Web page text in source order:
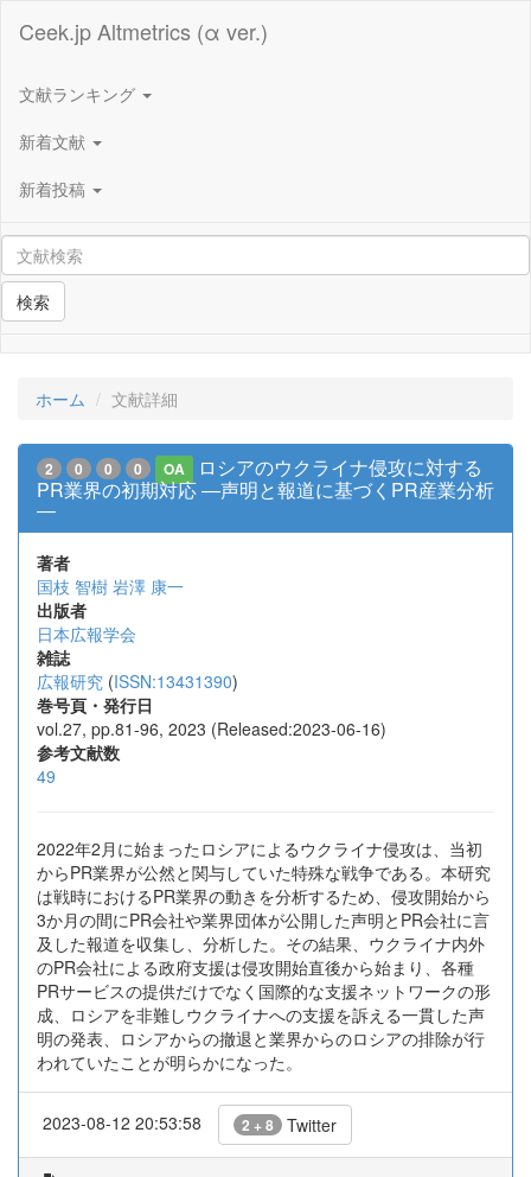
Ceek.jp Altmetrics (α ver.)
文献ランキング
新着文献
新着投稿
検索
ホーム 文献詳細
2 0 0 0 OA
ロシアのウクライナ侵攻に対する
PR業界の初期対応 ―声明と報道に基づくPR産業分析
―
著者
国枝 智樹 岩澤 康一
出版者
日本広報学会
雑誌
広報研究 (ISSN:13431390)
巻号頁・発行日
vol.27, pp.81-96, 2023 (Released:2023-06-16)
参考文献数
49
2022年2月に始まったロシアによるウクライナ侵攻は、当初
からPR業界が公然と関与していた特殊な戦争である。本研究
は戦時におけるPR業界の動きを分析するため、侵攻開始から
3か月の間にPR会社や業界団体が公開した声明とPR会社に言
及した報道を収集し、分析した。その結果、ウクライナ内外
のPR会社による政府支援は侵攻開始直後から始まり、各種
PRサービスの提供だけでなく国際的な支援ネットワークの形
成、ロシアを非難しウクライナへの支援を訴える一貫した声
明の発表、ロシアからの撤退と業界からのロシアの排除が行
われていたことが明らかになった。
2023-08-12 20:53:58 2 + 8 Twitter